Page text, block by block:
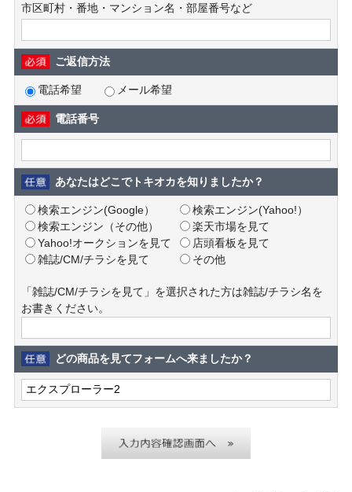
市区町村・番地・マンション名・部屋番号など
ご返信方法
電話希望 メール希望
電話番号
あなたはどこでトキオカを知りましたか？
検索エンジン(Google）
検索エンジン(Yahoo!）
検索エンジン（その他）
楽天市場を見て
Yahoo!オークションを見て
店頭看板を見て
雑誌/CM/チラシを見て
その他
「雑誌/CM/チラシを見て」を選択された方は雑誌/チラシ名を
お書きください。
どの商品を見てフォームへ来ましたか？